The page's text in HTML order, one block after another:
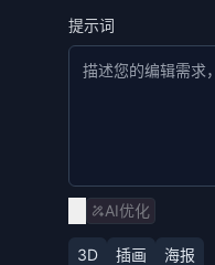
提示词
AI优化
3D 插画
海报